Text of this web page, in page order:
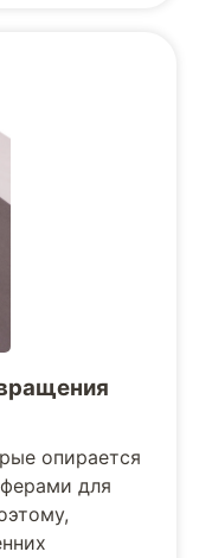
опирается
для